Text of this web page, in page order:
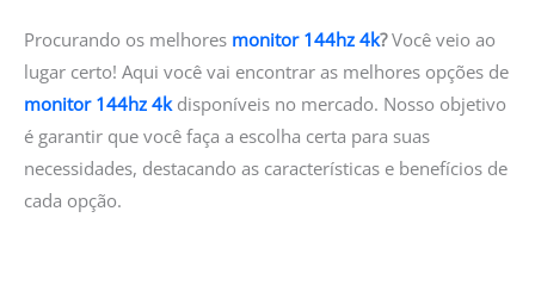
Procurando os melhores monitor 144hz 4k?Você veio ao
lugar certo! Aqui você vai encontrar as melhores opções de
monitor 144hz 4kdisponíveis no mercado. Nosso objetivo
é garantir que você faça a escolha certa para suas
necessidades, destacando as características e benefícios de
cada opção.